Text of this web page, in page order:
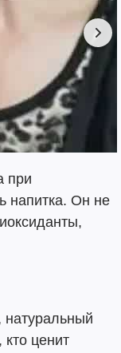
при
напитка. Он не
натуральный
ценит